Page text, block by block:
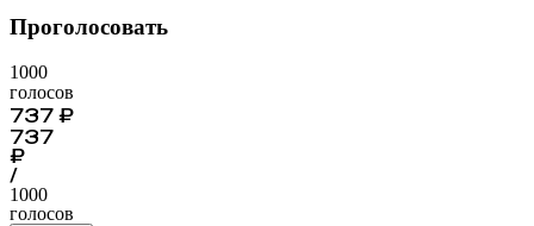
Проголосовать
1000
голосов
737 ₽
737
₽
/
1000
голосов